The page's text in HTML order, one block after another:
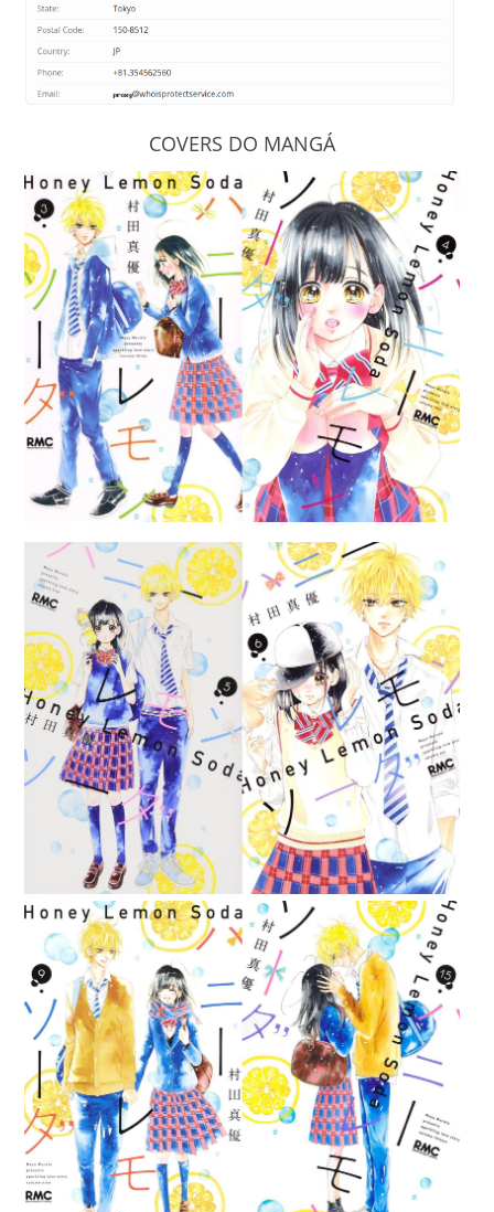
COVERS DO MANGÁ